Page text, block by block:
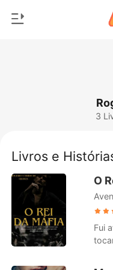
Baixar App
Lobisomem
Romance
Bilionários
Ranking
3
Livros e
O
Fui
tocar. Ela era funcionária...